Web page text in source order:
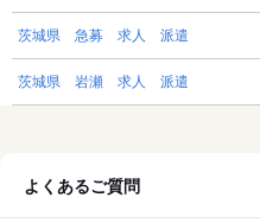
茨城県 急募 求人 派遣
茨城県 岩瀬 求人 派遣
よくあるご質問